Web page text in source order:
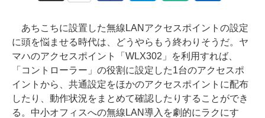
あちこちに設置した無線LANアクセスポイントの設定
に頭を悩ませる時代は、どうやらもう終わりそうだ。ヤ
マハのアクセスポイント「WLX302」を利用すれば、
「コントローラー」の役割に設定した1台のアクセスポ
イントから、共通設定をほかのアクセスポイントに配布
したり、動作状況をまとめて確認したりすることができ
る。中小オフィスへの無線LAN導入を劇的にラクにす